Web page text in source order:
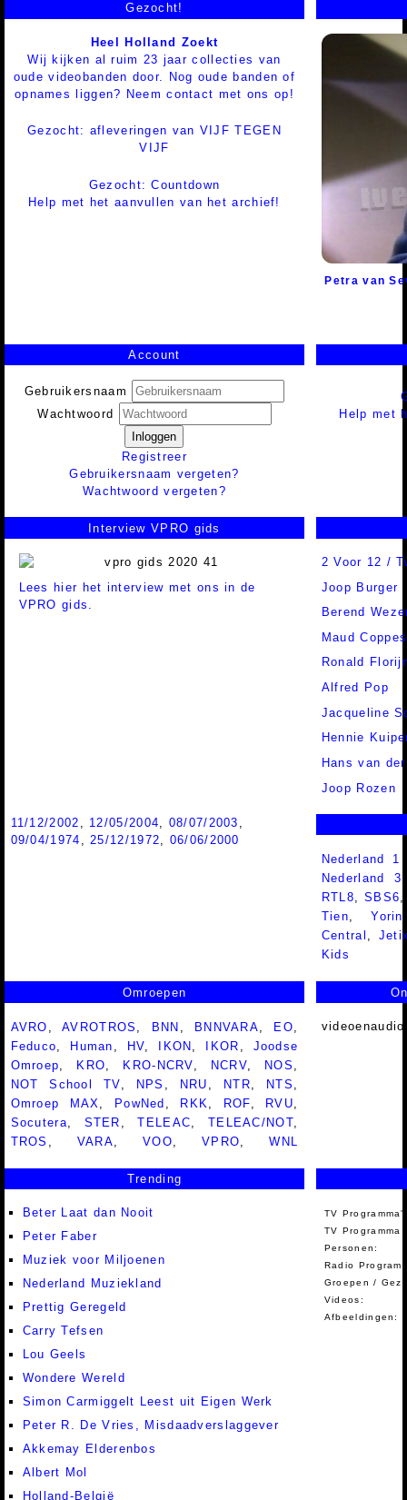
Gezocht!
Heel Holland Zoekt
Wij kijken al ruim 23 jaar collecties van
oude videobanden door. Nog oude banden of
opnames liggen? Neem contact met ons op!
Gezocht: afleveringen van VIJF TEGEN
VIJF
Gezocht: Countdown
Help met het aanvullen van het archief!
Petra van
Account
Gebruikersnaam
Wachtwoord
Inloggen
Registreer
Gebruikersnaam vergeten?
Wachtwoord vergeten?
Help met
Interview VPRO gids
Lees hier het interview met ons in de
VPRO gids.
2 Voor 12 /
Joop Burger
Berend
Maud Coppes
Ronald
Alfred Pop
Jacqueline
Hennie
Hans van
Joop Rozen
11/12/2002 12/05/2004 08/07/2003
09/04/1974
25/12/1972
06/06/2000
Nederland
Nederland
RTL8,SBS6
Tien,Yorin
Central ,
Kids
Omroepen
AVRO ,AVROTROS BNN BNNVARA EO
Feduco
Human HV IKON IKOR
Joodse
Omroep
KRO KRO-NCRV NCRV NOS
NOT School TV
NPS NRU NTR NTS
Omroep MAX
PowNed RKK ROF RVU
Socutera
STER ,TELEAC TELEAC/NOT
TROS
VARA ,VOO ,VPRO ,WNL
Trending
Beter Laat dan Nooit
Peter Faber
Muziek voor Miljoenen
Nederland Muziekland
Prettig Geregeld
Carry Tefsen
Lou Geels
Wondere Wereld
Simon Carmiggelt Leest uit Eigen Werk
Peter R. De Vries, Misdaadverslaggever
Akkemay Elderenbos
Albert Mol
Holland-België
TV
TV Programma
Personen:
Radio
Groepen /
Videos:
Afbeeldingen: